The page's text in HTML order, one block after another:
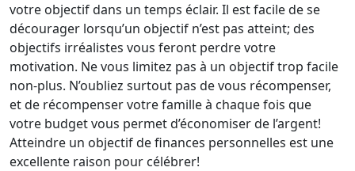
votre objectif dans un temps éclair. Il est facile de se
décourager lorsqu’un objectif n’est pas atteint; des
objectifs irréalistes vous feront perdre votre
motivation. Ne vous limitez pas à un objectif trop facile
non-plus. N’oubliez surtout pas de vous récompenser,
et de récompenser votre famille à chaque fois que
votre budget vous permet d’économiser de l’argent!
Atteindre un objectif de finances personnelles est une
excellente raison pour célébrer!